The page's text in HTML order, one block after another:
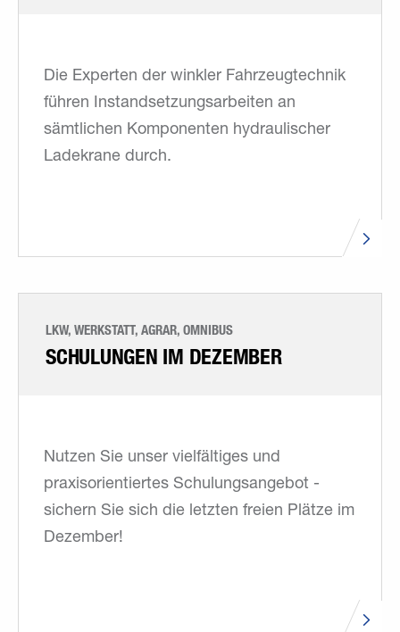
Die Experten der winkler Fahrzeugtechnik
führen Instandsetzungsarbeiten an
sämtlichen Komponenten hydraulischer
Ladekrane durch.
LKW, WERKSTATT, AGRAR, OMNIBUS
SCHULUNGEN IM DEZEMBER
Nutzen Sie unser vielfältiges und
praxisorientiertes Schulungsangebot -
sichern Sie sich die letzten freien Plätze im
Dezember!